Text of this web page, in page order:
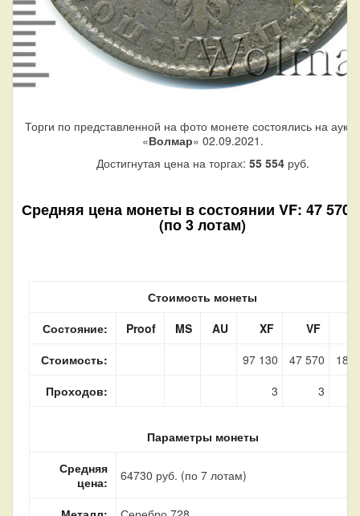
Торги по представленной на фото монете состоялись на
«Волмар» 02.09.2021.
Достигнутая цена на торгах: 55 554руб.
Средняя цена монеты в состоянии VF: 47 570
(по 3 лотам)
Стоимость монеты
Состояние:
Proof MS AU XF
VF
Стоимость:
97 130 47 570
18
Проходов:
3 3
Параметры монеты
Средняя
цена:
64730 руб. (по 7 лотам)